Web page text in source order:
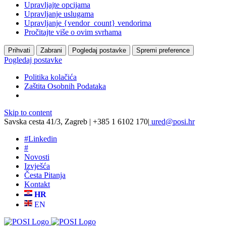
Upravljajte opcijama
Upravljanje uslugama
Upravljanje {vendor_count} vendorima
Pročitajte više o ovim svrhama
Prihvati Zabrani Pogledaj postavke Spremi preference
Pogledaj postavke
Politika kolačića
Zaštita Osobnih Podataka
Skip to content
Savska cesta 41/3, Zagreb | +385 1 6102 170| ured@posi.hr
#Linkedin
#
Novosti
Izvješća
Česta Pitanja
Kontakt
HR
EN